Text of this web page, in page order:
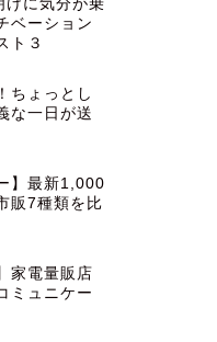
けに気分が乗
ベーション
ト３
ちょっとし
な一日が送
】最新1,000
販7種類を比
家電量販店
ミュニケー